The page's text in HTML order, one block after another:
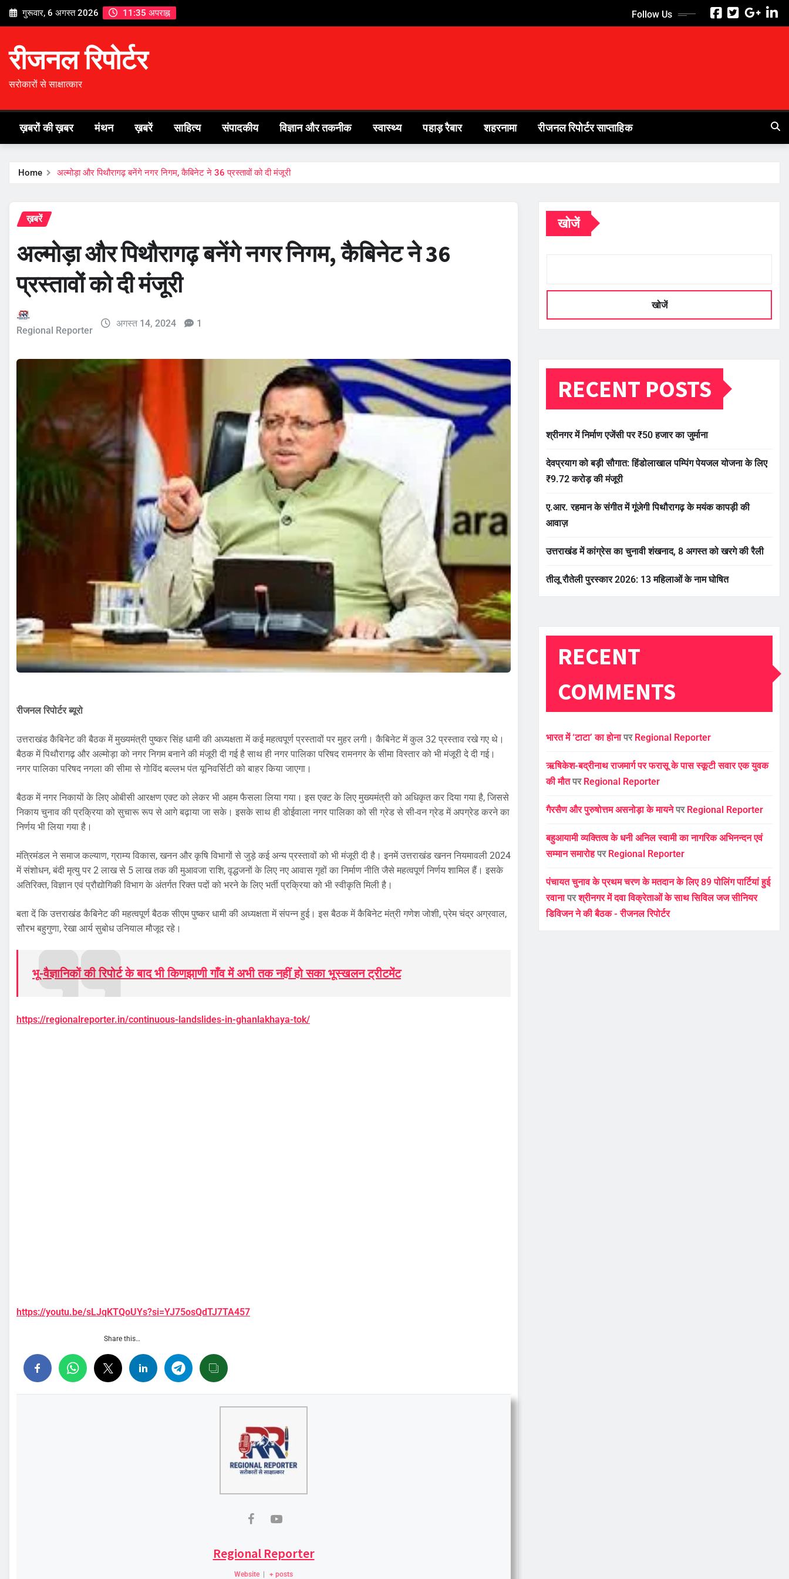
Skip
गुरूवार, 6 अगस्त 2026 11:35 अपराह्न Follow Us
रीजनल रिपोर्टर
सरोकारों से साक्षात्कार
ख़बरों की ख़बर मंथन ख़बरें साहित्य संपादकीय विज्ञान और तकनीक स्वास्थ्य पहाड़ रैबार शहरनामा रीजनल रिपोर्टर साप्ताहिक
Home अल्मोड़ा और पिथौरागढ़ बनेंगे नगर निगम, कैबिनेट ने 36 प्रस्तावों को दी मंजूरी
ख़बरें
अल्मोड़ा और पिथौरागढ़ बनेंगे नगर निगम, कैबिनेट ने 36
प्रस्तावों को दी मंजूरी
Regional Reporter
अगस्त 14, 2024 1
रीजनल रिपोर्टर ब्यूरो
उत्तराखंड कैबिनेट की बैठक में मुख्यमंत्री पुष्कर सिंह धामी की अध्यक्षता में कई महत्वपूर्ण प्रस्तावों पर मुहर लगी। कैबिनेट में कुल 32 प्रस्ताव रखे गए थे।
बैठक में पिथौरागढ़ और अल्मोड़ा को नगर निगम बनाने की मंजूरी दी गई है साथ ही नगर पालिका परिषद रामनगर के सीमा विस्तार को भी मंजूरी दे दी गई।
नगर पालिका परिषद नगला की सीमा से गोविंद बल्लभ पंत यूनिवर्सिटी को बाहर किया जाएगा।
बैठक में नगर निकायों के लिए ओबीसी आरक्षण एक्ट को लेकर भी अहम फैसला लिया गया। इस एक्ट के लिए मुख्यमंत्री को अधिकृत कर दिया गया है, जिससे
निकाय चुनाव की प्रक्रिया को सुचारू रूप से आगे बढ़ाया जा सके। इसके साथ ही डोईवाला नगर पालिका को सी ग्रेड से सी-वन ग्रेड में अपग्रेड करने का
निर्णय भी लिया गया है।
मंत्रिमंडल ने समाज कल्याण, ग्राम्य विकास, खनन और कृषि विभागों से जुड़े कई अन्य प्रस्तावों को भी मंजूरी दी है। इनमें उत्तराखंड खनन नियमावली 2024
में संशोधन, बंदी मृत्यु पर 2 लाख से 5 लाख तक की मुआवजा राशि, वृद्धजनों के लिए नए आवास गृहों का निर्माण नीति जैसे महत्वपूर्ण निर्णय शामिल हैं। इसके
अतिरिक्त, विज्ञान एवं प्रौद्योगिकी विभाग के अंतर्गत रिक्त पदों को भरने के लिए भर्ती प्रक्रिया को भी स्वीकृति मिली है।
बता दें कि उत्तराखंड कैबिनेट की महत्वपूर्ण बैठक सीएम पुष्कर धामी की अध्यक्षता में संपन्न हुई। इस बैठक में कैबिनेट मंत्री गणेश जोशी, प्रेम चंद्र अग्रवाल,
सौरभ बहुगुणा, रेखा आर्य सुबोध उनियाल मौजूद रहे।
भू-वैज्ञानिकों की रिपोर्ट के बाद भी किणझाणी गाँव में अभी तक नहीं हो सका भूस्खलन ट्रीटमेंट
https://regionalreporter.in/continuous-landslides-in-ghanlakhaya-tok/
https://youtu.be/sLJqKTQoUYs?si=YJ75osQdTJ7TA457
Share this…
Regional Reporter
Website | + posts
खोजें
खोजें
RECENT POSTS
श्रीनगर में निर्माण एजेंसी पर ₹50 हजार का जुर्माना
देवप्रयाग को बड़ी सौगात: हिंडोलाखाल पम्पिंग पेयजल योजना के लिए
₹9.72 करोड़ की मंजूरी
ए.आर. रहमान के संगीत में गूंजेगी पिथौरागढ़ के मयंक कापड़ी की
आवाज़
उत्तराखंड में कांग्रेस का चुनावी शंखनाद, 8 अगस्त को खरगे की रैली
तीलू रौतेली पुरस्कार 2026: 13 महिलाओं के नाम घोषित
RECENT
COMMENTS
भारत में ‘टाटा’ का होनापर Regional Reporter
ऋषिकेश-बद्रीनाथ राजमार्ग पर फरासू के पास स्कूटी सवार एक युवक
की मौतपर Regional Reporter
गैरसैण और पुरुषोत्तम असनोड़ा के मायनेपर Regional Reporter
बहुआयामी व्यक्तित्व के धनी अनिल स्वामी का नागरिक अभिनन्दन एवं
सम्मान समारोहपर Regional Reporter
पंचायत चुनाव के प्रथम चरण के मतदान के लिए 89 पोलिंग पार्टियां हुई
रवानापरश्रीनगर में दवा विक्रेताओं के साथ सिविल जज सीनियर
डिविजन ने की बैठक - रीजनल रिपोर्टर